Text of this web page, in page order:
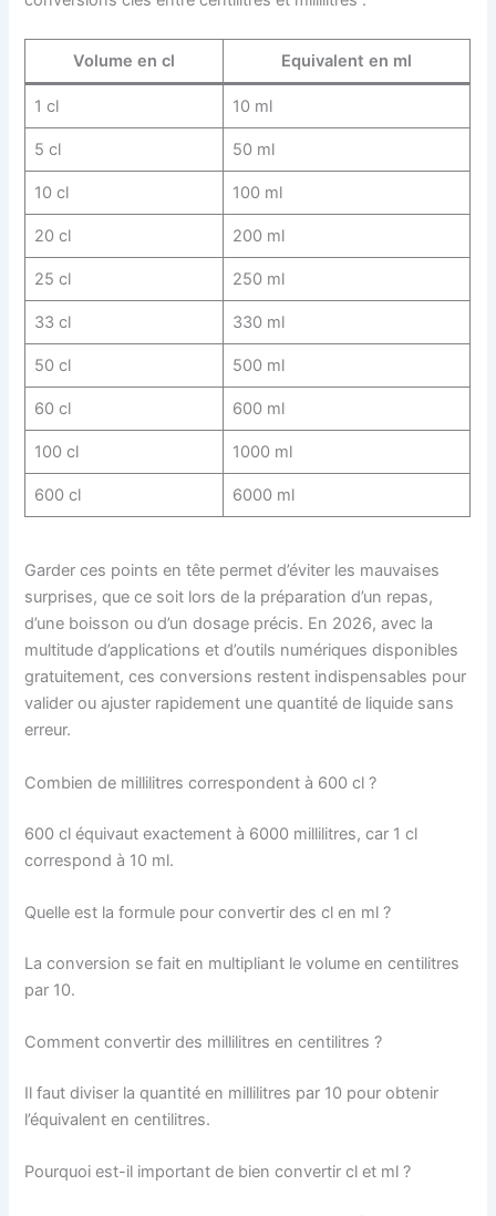
Volume en cl Equivalent en ml
1 cl 10 ml
5 cl 50 ml
10 cl 100 ml
20 cl 200 ml
25 cl 250 ml
33 cl 330 ml
50 cl 500 ml
60 cl 600 ml
100 cl 1000 ml
600 cl 6000 ml
Garder ces points en tête permet d’éviter les mauvaises
surprises, que ce soit lors de la préparation d’un repas,
d’une boisson ou d’un dosage précis. En 2026, avec la
multitude d’applications et d’outils numériques disponibles
gratuitement, ces conversions restent indispensables pour
valider ou ajuster rapidement une quantité de liquide sans
erreur.
Combien de millilitres correspondent à 600 cl ?
600 cl équivaut exactement à 6000 millilitres, car 1 cl
correspond à 10 ml.
Quelle est la formule pour convertir des cl en ml ?
La conversion se fait en multipliant le volume en centilitres
par 10.
Comment convertir des millilitres en centilitres ?
Il faut diviser la quantité en millilitres par 10 pour obtenir
l’équivalent en centilitres.
Pourquoi est-il important de bien convertir cl et ml ?